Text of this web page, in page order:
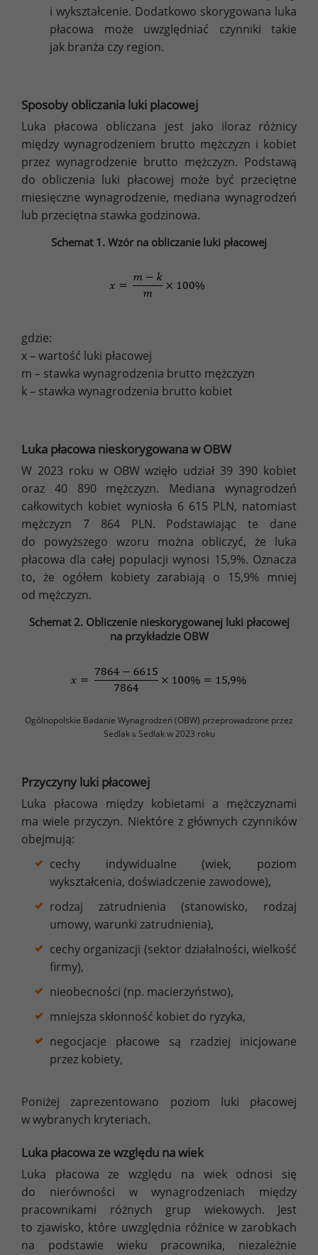
i wykształcenie. Dodatkowo skorygowana luka
płacowa może uwzględniać czynniki takie
jak branża czy region.
Sposoby obliczania luki placowej
Luka płacowa obliczana jest jako iloraz różnicy
między wynagrodzeniem brutto mężczyzn i kobiet
przez wynagrodzenie brutto mężczyzn. Podstawą
do obliczenia luki płacowej może być przeciętne
miesięczne wynagrodzenie, mediana wynagrodzeń
lub przeciętna stawka godzinowa.
Schemat 1. Wzór na obliczanie luki płacowej
gdzie:
x – wartość luki płacowej
m – stawka wynagrodzenia brutto mężczyzn
k – stawka wynagrodzenia brutto kobiet
Luka płacowa nieskorygowana w OBW
W 2023 roku w OBW wzięło udział 39 390 kobiet
oraz 40 890 mężczyzn. Mediana wynagrodzeń
całkowitych kobiet wyniosła 6 615 PLN, natomiast
mężczyzn 7 864 PLN. Podstawiając te dane
do powyższego wzoru można obliczyć, że luka
płacowa dla całej populacji wynosi 15,9%. Oznacza
to, że ogółem kobiety zarabiają o 15,9% mniej
od mężczyzn.
Schemat 2. Obliczenie nieskorygowanej luki płacowej
na przykładzie OBW
Ogólnopolskie Badanie Wynagrodzeń (OBW) przeprowadzone przez
Sedlak &Sedlak w 2023 roku
Przyczyny luki płacowej
Luka płacowa między kobietami a mężczyznami
ma wiele przyczyn. Niektóre z głównych czynników
obejmują:
cechy indywidualne (wiek, poziom
wykształcenia, doświadczenie zawodowe),
rodzaj zatrudnienia (stanowisko, rodzaj
umowy, warunki zatrudnienia),
cechy organizacji (sektor działalności, wielkość
firmy),
nieobecności (np. macierzyństwo),
mniejsza skłonność kobiet do ryzyka,
negocjacje płacowe są rzadziej inicjowane
przez kobiety,
Poniżej zaprezentowano poziom luki płacowej
w wybranych kryteriach.
Luka płacowa ze względu na wiek
Luka płacowa ze względu na wiek odnosi się
do nierówności w wynagrodzeniach między
pracownikami różnych grup wiekowych. Jest
to zjawisko, które uwzględnia różnice w zarobkach
na podstawie wieku pracownika, niezależnie